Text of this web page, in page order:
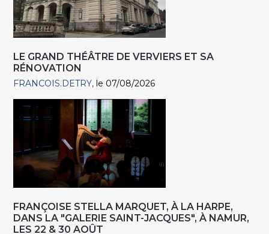
LE GRAND THÉÂTRE DE VERVIERS ET SA
RÉNOVATION
FRANCOIS.DETRY le 07/08/2026
FRANÇOISE STELLA MARQUET, À LA HARPE,
DANS LA "GALERIE SAINT-JACQUES", À NAMUR,
LES 22 & 30 AOÛT